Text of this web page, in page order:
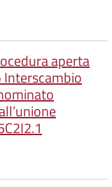
aperta
Interscambio